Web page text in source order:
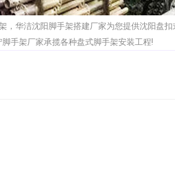
，华洁沈阳脚手架搭建厂家为您提供沈阳盘
手架厂家承揽各种盘式脚手架安装工程!